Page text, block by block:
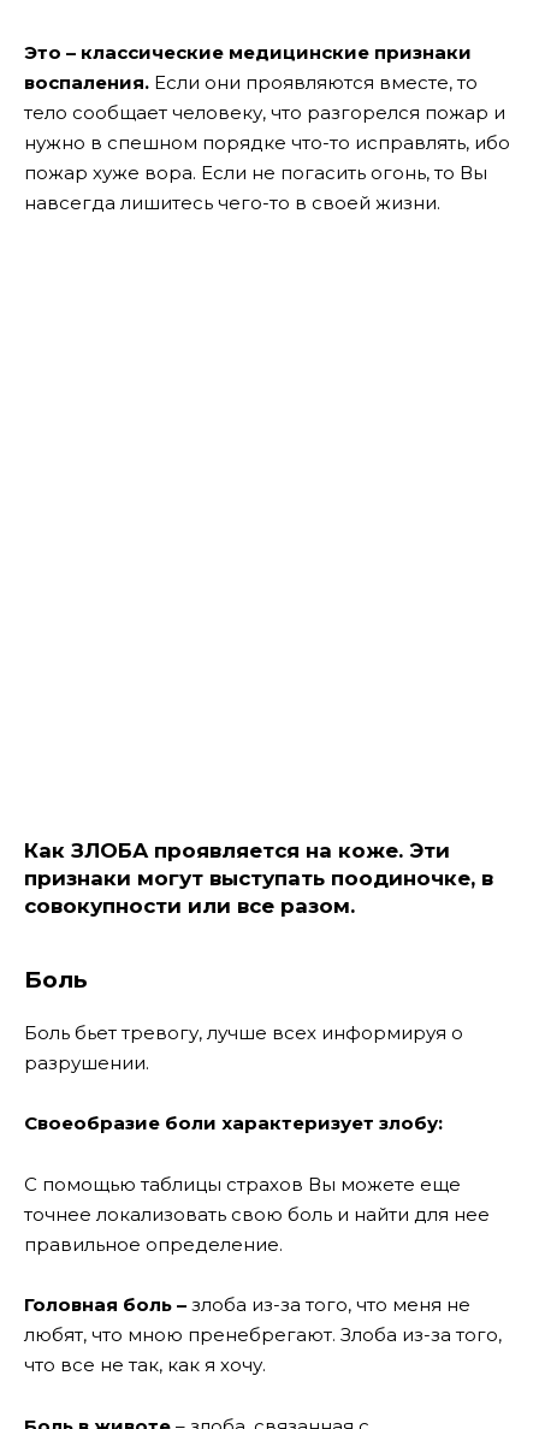
Это – классические медицинские признаки
воспаления. Если они проявляются вместе, то
тело сообщает человеку, что разгорелся пожар и
нужно в спешном порядке что-то исправлять, ибо
пожар хуже вора. Если не погасить огонь, то Вы
навсегда лишитесь чего-то в своей жизни.
Как ЗЛОБА проявляется на коже. Эти
признаки могут выступать поодиночке, в
совокупности или все разом.
Боль
Боль бьет тревогу, лучше всех информируя о
разрушении.
Своеобразие боли характеризует злобу:
С помощью таблицы страхов Вы можете еще
точнее локализовать свою боль и найти для нее
правильное определение.
Головная боль – злоба из-за того, что меня не
любят, что мною пренебрегают. Злоба из-за того,
что все не так, как я хочу.